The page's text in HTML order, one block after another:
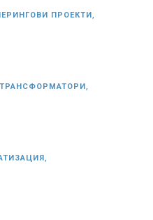
ПРОЕКТИ,